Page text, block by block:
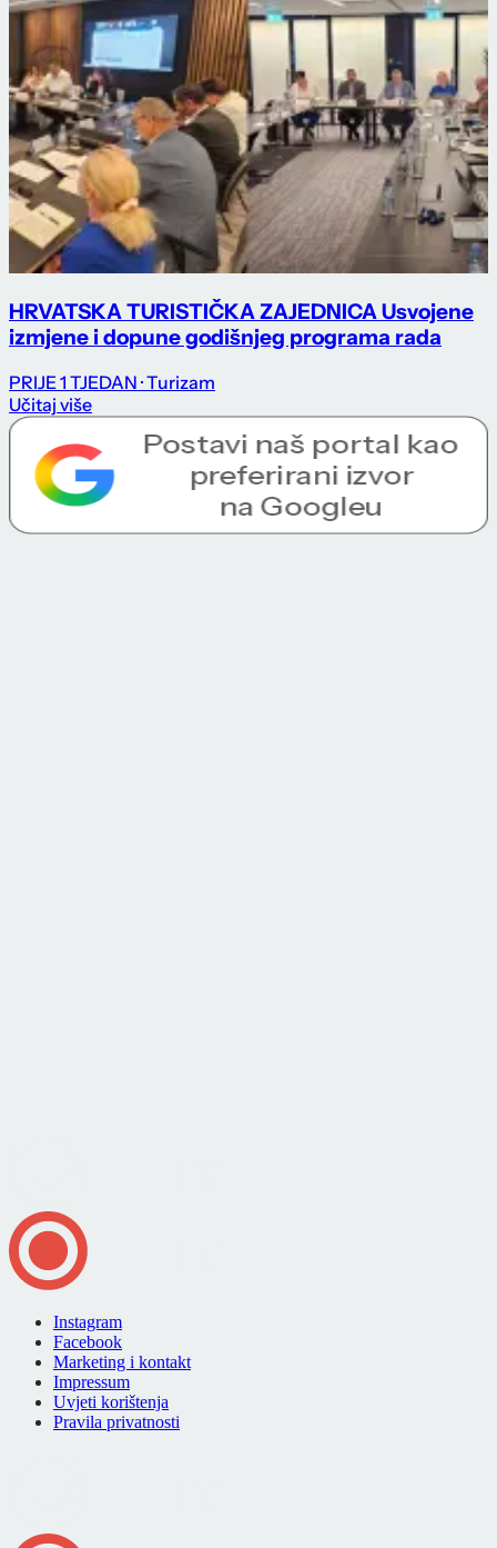
HRVATSKA TURISTIČKA ZAJEDNICA Usvojene
izmjene i dopune godišnjeg programa rada
PRIJE 1 TJEDAN · Turizam
Učitaj više
Instagram
Facebook
Marketing i kontakt
Impressum
Uvjeti korištenja
Pravila privatnosti